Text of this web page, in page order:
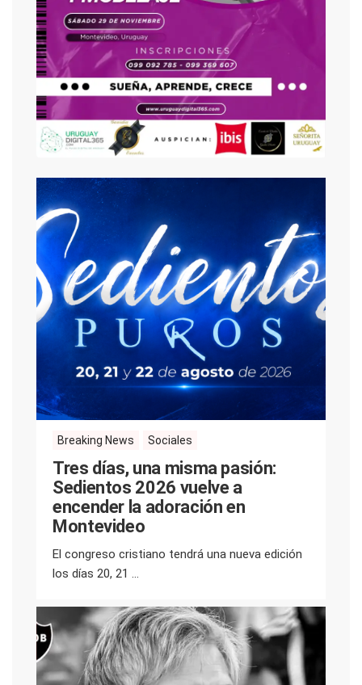
Breaking News Sociales
Tres días, una misma pasión:
Sedientos 2026 vuelve a
encender la adoración en
Montevideo
El congreso cristiano tendrá una nueva edición
los días 20, 21 ...